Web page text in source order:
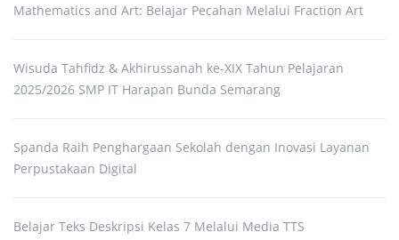
Mathematics and Art: Belajar Pecahan Melalui Fraction Art
Wisuda Tahfidz & Akhirussanah ke-XIX Tahun Pelajaran
2025/2026 SMP IT Harapan Bunda Semarang
Spanda Raih Penghargaan Sekolah dengan Inovasi Layanan
Perpustakaan Digital
Belajar Teks Deskripsi Kelas 7 Melalui Media TTS